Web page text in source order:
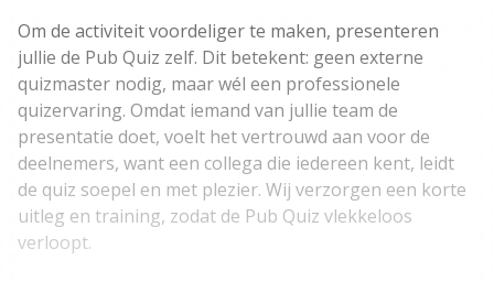
Om de activiteit voordeliger te maken, presenteren
jullie de Pub Quiz zelf. Dit betekent: geen externe
quizmaster nodig, maar wél een professionele
quizervaring. Omdat iemand van jullie team de
presentatie doet, voelt het vertrouwd aan voor de
deelnemers, want een collega die iedereen kent, leidt
de quiz soepel en met plezier. Wij verzorgen een korte
uitleg en training, zodat de Pub Quiz vlekkeloos
verloopt.